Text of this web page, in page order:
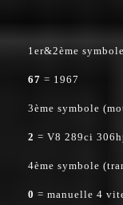
1er&2ème
67 = 1967
3ème symbole
2 = V8 289ci
4ème symbole
0 = manuelle 4